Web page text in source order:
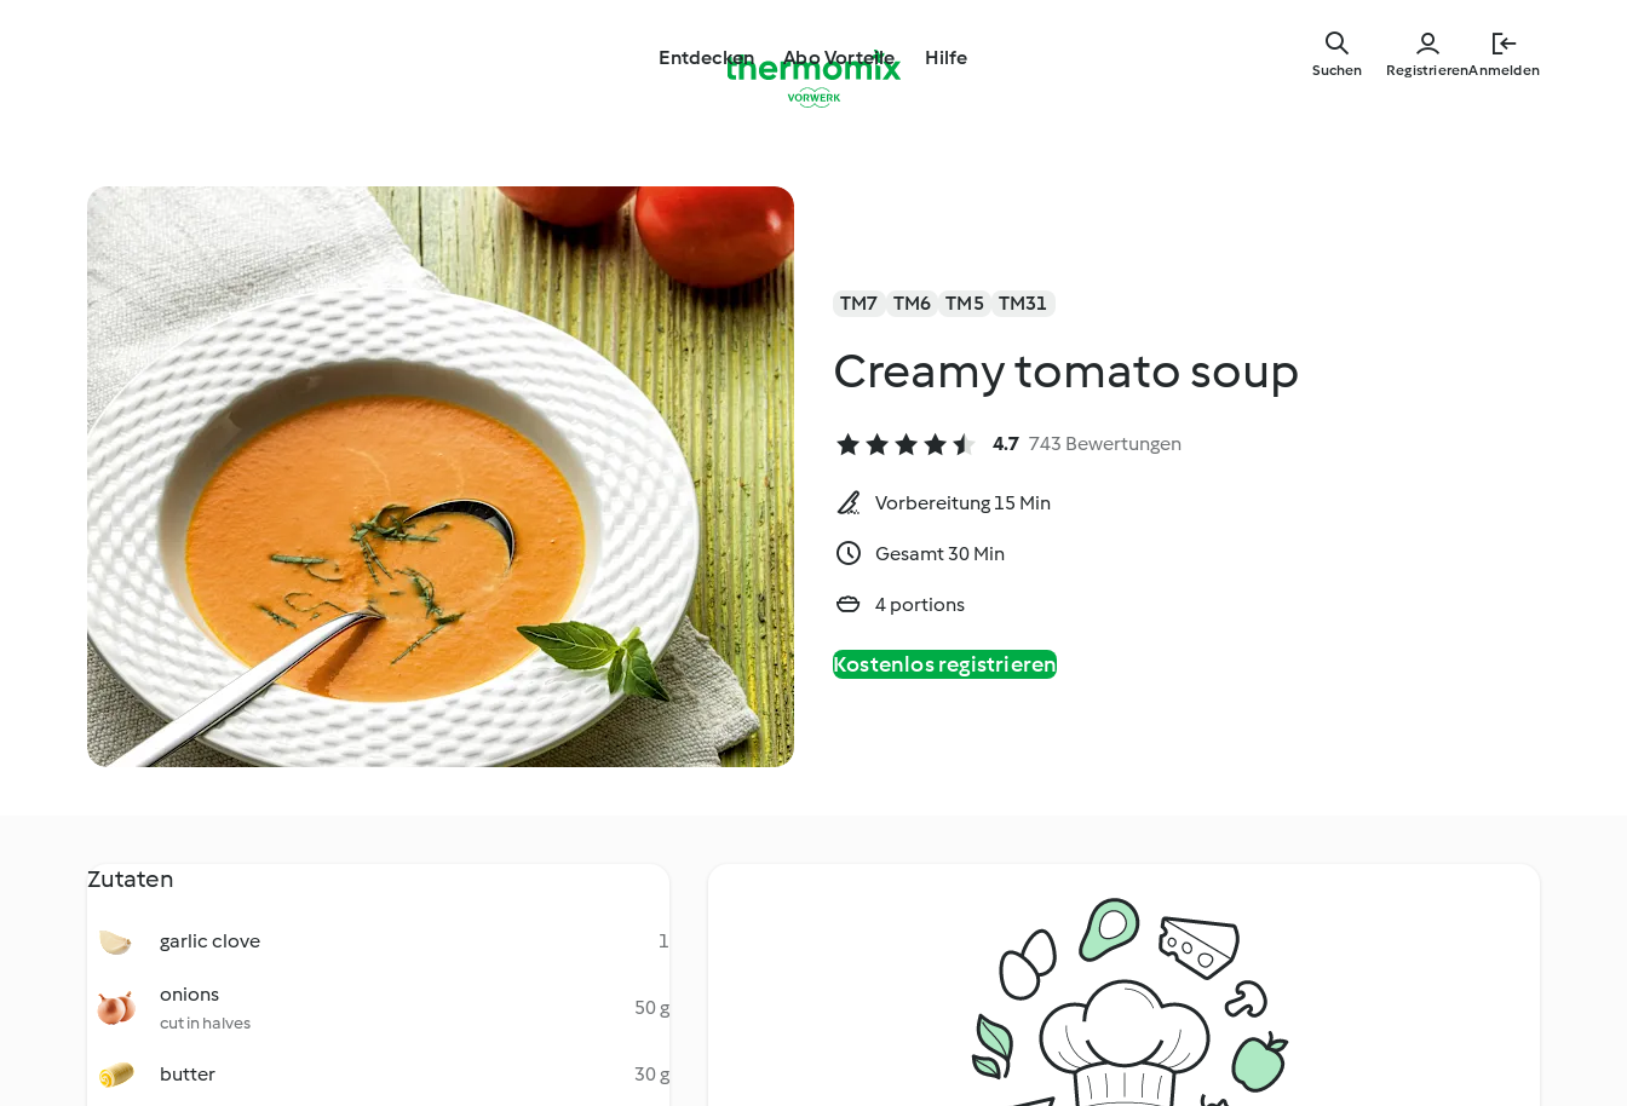
springen
Entdecken Abo Vorteile Hilfe
RegistrierenAnmelden
Suchen
TM7 TM6 TM5 TM31
Creamy tomato soup
4.7 743 Bewertungen
Vorbereitung 15 Min
Gesamt 30 Min
4 portions
Kostenlos registrieren
Zutaten
garlic clove 1
onions
cut in halves
50 g
butter
30 g